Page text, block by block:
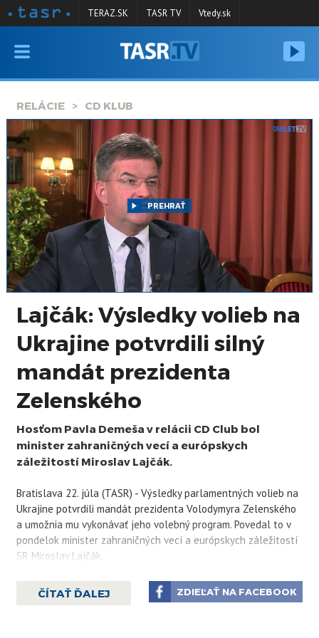
VYSIELANIE
SPRAVODAJSTVO
KONTAKT
ARCHÍV
TERAZ.SK TASR TV Vtedy.sk
RELÁCIE CD KLUB
PREHRAŤ
Lajčák: Výsledky volieb na
Ukrajine potvrdili silný
mandát prezidenta
Zelenského
Hosťom Pavla Demeša v relácii CD Club bol
minister zahraničných vecí a európskych
záležitostí Miroslav Lajčák.
Bratislava 22. júla (TASR) - Výsledky parlamentných volieb na
Ukrajine potvrdili mandát prezidenta Volodymyra Zelenského
a umožnia mu vykonávať jeho volebný program. Povedal to v
pondelok minister zahraničných vecí a európskych záležitostí
SR Miroslav Lajčák.
"Výsledky parlamentných volieb potvrdili silný mandát
prezidenta Zelenského a sú dobrým výsledkom z hľadiska toho,
ČÍTAŤ ĎALEJ ZDIEĽAŤ NA FACEBOOK